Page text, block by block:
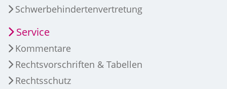
Schwerbehindertenvertretung
Service
Kommentare
Rechtsvorschriften & Tabellen
Rechtsschutz